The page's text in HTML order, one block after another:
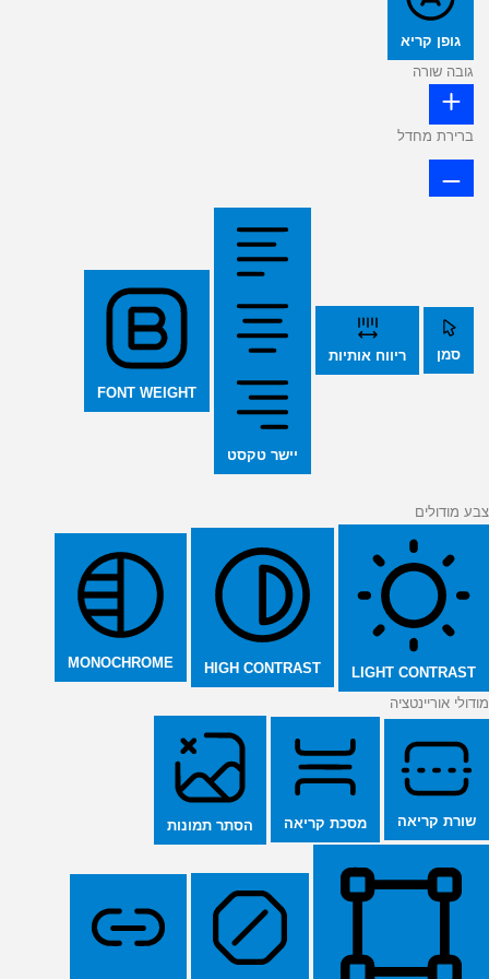
גופן קריא
גובה שורה
ברירת מחדל
סמן ריווח אותיות
יישר טקסט
FONT WEIGHT
צבע מודולים
LIGHT CONTRAST
HIGH CONTRAST
MONOCHROME
מודולי אוריינטציה
שורת קריאה מסכת קריאה הסתר תמונות